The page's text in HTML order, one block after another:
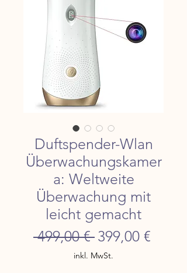
Duftspender-Wlan
Überwachungskamer
a: Weltweite
Überwachung mit
leicht gemacht
499,00 € Standardpreis
399,00 €
inkl. MwSt.